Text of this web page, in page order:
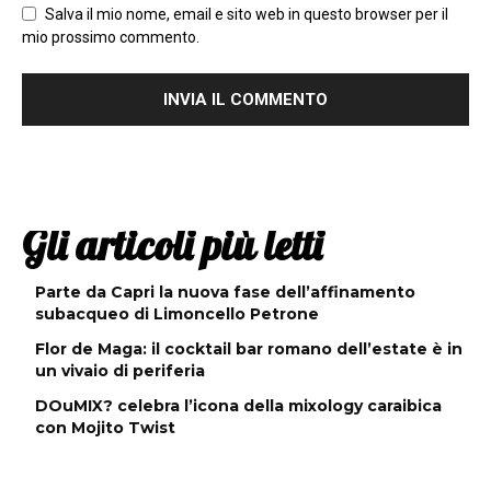
Salva il mio nome, email e sito web in questo browser per il
mio prossimo commento.
Gli articoli più letti
Parte da Capri la nuova fase dell’affinamento
subacqueo di Limoncello Petrone
Flor de Maga: il cocktail bar romano dell’estate è in
un vivaio di periferia
DOuMIX? celebra l’icona della mixology caraibica
con Mojito Twist